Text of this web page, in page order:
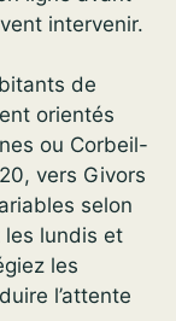
intervenir.
de
orientés
ou Corbeil-
vers Givors
selon
les lundis et
les
l’attente